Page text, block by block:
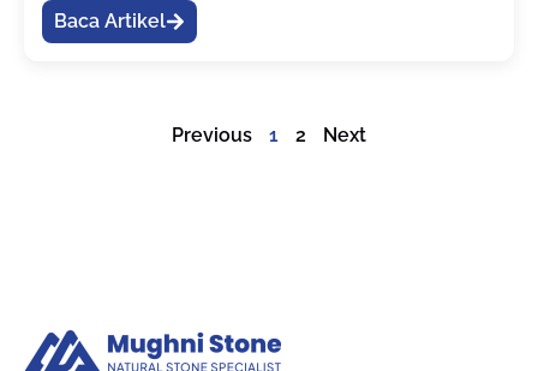
Baca Artikel
Previous 1 2 Next